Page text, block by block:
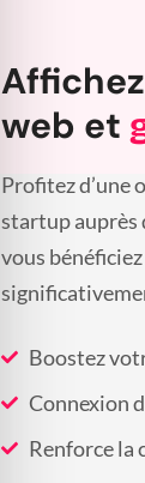
web et
Profitez
startup auprès
vous
Boostez
Connexion
Renforce la